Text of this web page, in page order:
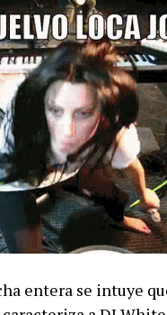
entera se intuye